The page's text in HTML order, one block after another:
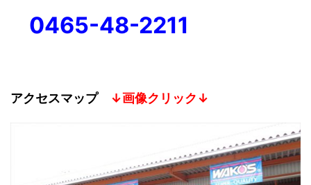
0465-48-2211
アクセスマップ ↓画像クリック↓